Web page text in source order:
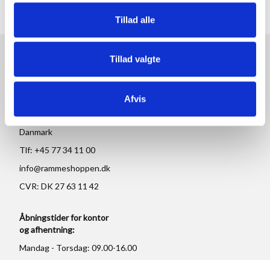
Tillad alle
Tillad valgte
Afvis
RAMMESHOPPEN.DK
Rammeshoppen ApS
8700 Horsens
Danmark
Tlf: +45 77 34 11 00
info@rammeshoppen.dk
CVR: DK 27 63 11 42
Åbningstider for kontor
og afhentning:
Mandag - Torsdag: 09.00-16.00